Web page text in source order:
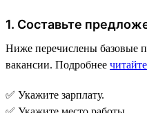
1. Составьте
Ниже перечислены базовые
вакансии. Подробнее
✅ Укажите зарплату.